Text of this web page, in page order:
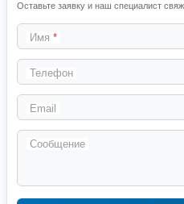
Оставьте заявку и наш специалист
Имя
Телефон
Email
Сообщение